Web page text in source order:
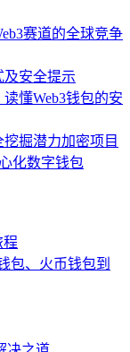
赛道的全球竞争
及安全提示
懂Web3钱包的安
掘潜力加密项目
化数字钱包
程
包、火币钱包到